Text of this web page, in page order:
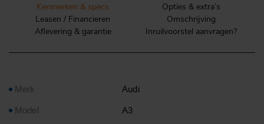
Kenmerken & specs
Opties & extra’s
Leasen / Financieren
Omschrijving
Aflevering & garantie
Inruilvoorstel aanvragen?
Merk
Audi
Model
A3